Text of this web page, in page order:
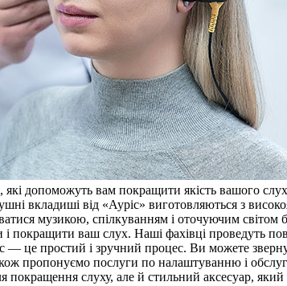
допоможуть вам покращити якість вашого
вкладиші від «Ауріс» виготовляються з
музикою, спілкуванням і оточуючим
покращити ваш слух. Наші фахівці проведуть
це простий і зручний процес. Ви можете
пропонуємо послуги по налаштуванню і
покращення слуху, але й стильний аксесуар,